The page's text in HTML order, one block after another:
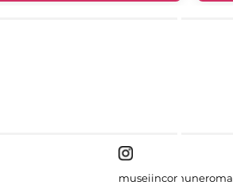
museiincomuneroma